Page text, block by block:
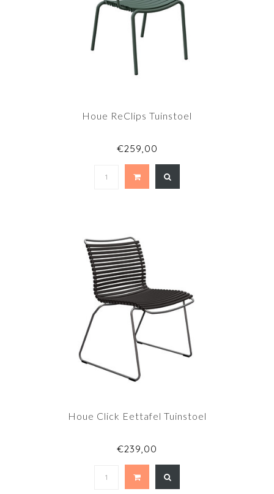
Houe ReClips Tuinstoel
€259,00
Houe Click Eettafel Tuinstoel
€239,00